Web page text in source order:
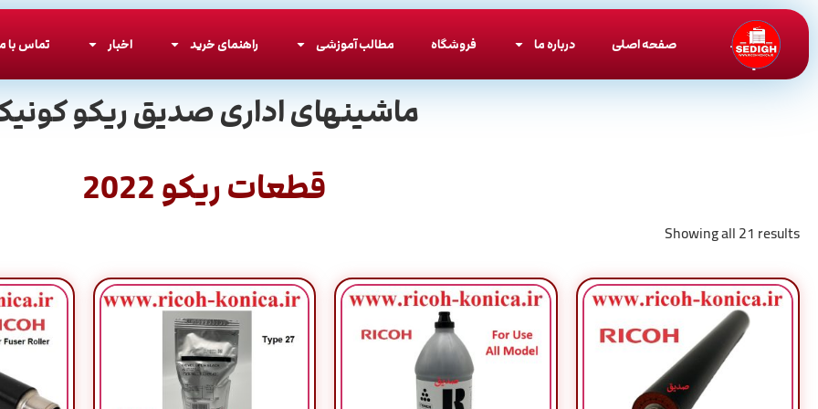
صفحه اصلی درباره ما فروشگاه مطالب آموزشی راهنمای خرید اخبار تماس با
ماشینهای اداری صدیق ریکو
قطعات ریکو 2022
Showing all 21 results